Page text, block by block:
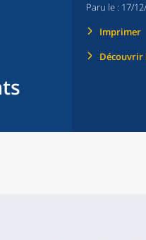
Paru le : 17/
Imprimer
Découvrir